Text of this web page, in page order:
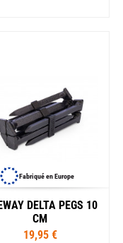
Fabriqué en Europe
DELTA PEGS 10
CM
19,95 €